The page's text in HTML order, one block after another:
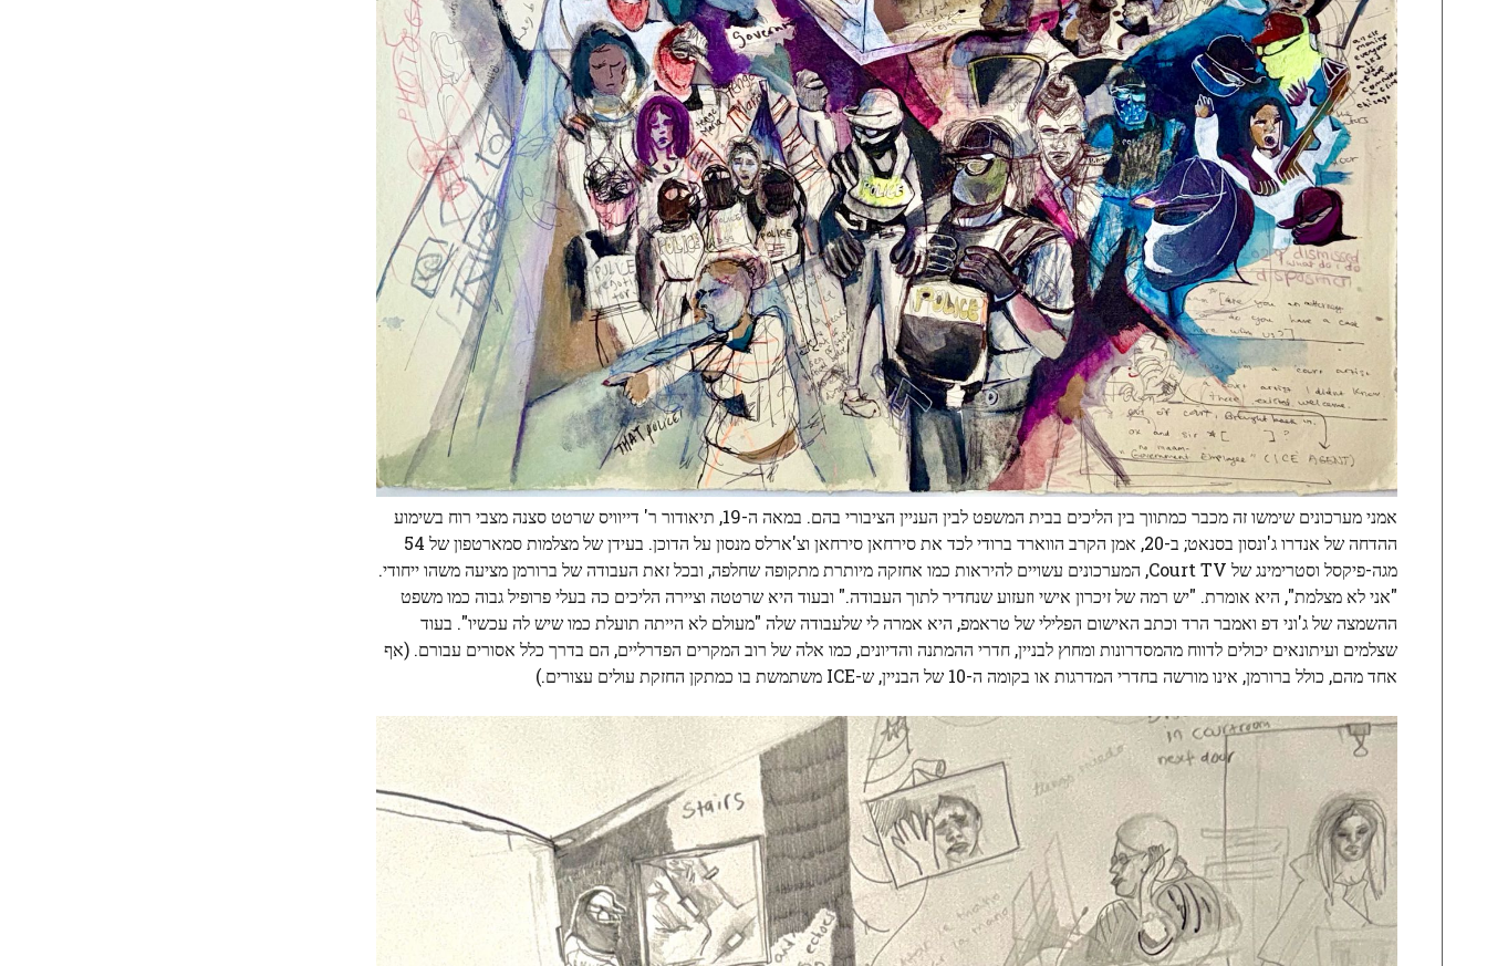
אמני מערכונים שימשו זה מכבר כמתווך בין הליכים בבית המשפט לבין העניין הציבורי בהם. במאה ה-19, תיאודור ר' דייוויס שרטט סצנה מצבי רוח בשימוע
ההדחה של אנדרו ג'ונסון בסנאט; ב-20, אמן הקרב הווארד ברודי לכד את סירחאן סירחאן וצ'ארלס מנסון על הדוכן. בעידן של מצלמות סמארטפון של 54
מגה-פיקסל וסטרימינג של Court TV, המערכונים עשויים להיראות כמו אחזקה מיותרת מתקופה שחלפה, ובכל זאת העבודה של ברורמן מציעה משהו ייחודי.
"אני לא מצלמת", היא אומרת. "יש רמה של זיכרון אישי וזעזוע שנחדיר לתוך העבודה." ובעוד היא שרטטה וציירה הליכים כה בעלי פרופיל גבוה כמו משפט
ההשמצה של ג'וני דפ ואמבר הרד וכתב האישום הפלילי של טראמפ, היא אמרה לי שלעבודה שלה "מעולם לא הייתה תועלת כמו שיש לה עכשיו". בעוד
שצלמים ועיתונאים יכולים לדווח מהמסדרונות ומחוץ לבניין, חדרי ההמתנה והדיונים, כמו אלה של רוב המקרים הפדרליים, הם בדרך כלל אסורים עבורם. (אף
אחד מהם, כולל ברורמן, אינו מורשה בחדרי המדרגות או בקומה ה-10 של הבניין, ש-ICE משתמשת בו כמתקן החזקת עולים עצורים.)